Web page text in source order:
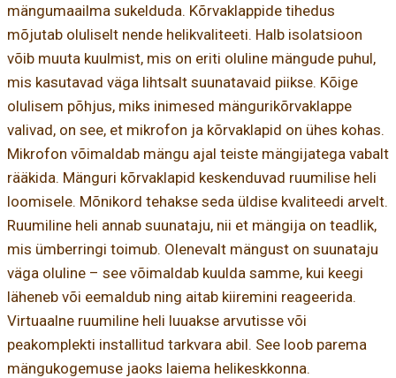
mängumaailma sukelduda. Kõrvaklappide tihedus
mõjutab oluliselt nende helikvaliteeti. Halb isolatsioon
võib muuta kuulmist, mis on eriti oluline mängude puhul,
mis kasutavad väga lihtsalt suunatavaid piikse. Kõige
olulisem põhjus, miks inimesed mängurikõrvaklappe
valivad, on see, et mikrofon ja kõrvaklapid on ühes kohas.
Mikrofon võimaldab mängu ajal teiste mängijatega vabalt
rääkida. Mänguri kõrvaklapid keskenduvad ruumilise heli
loomisele. Mõnikord tehakse seda üldise kvaliteedi arvelt.
Ruumiline heli annab suunataju, nii et mängija on teadlik,
mis ümberringi toimub. Olenevalt mängust on suunataju
väga oluline – see võimaldab kuulda samme, kui keegi
läheneb või eemaldub ning aitab kiiremini reageerida.
Virtuaalne ruumiline heli luuakse arvutisse või
peakomplekti installitud tarkvara abil. See loob parema
mängukogemuse jaoks laiema helikeskkonna.